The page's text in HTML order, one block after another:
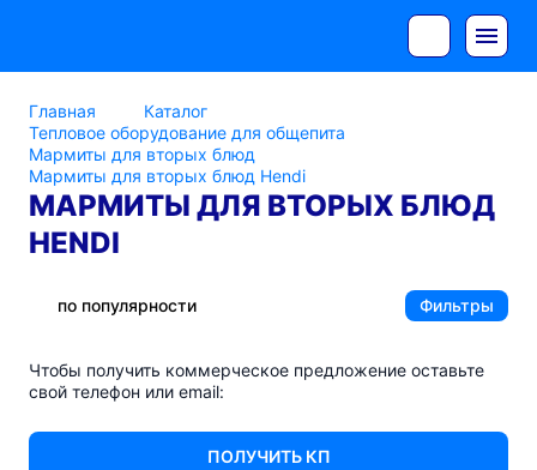
Главная
Каталог
Тепловое оборудование для общепита
Мармиты для вторых блюд
Мармиты для вторых блюд Hendi
МАРМИТЫ ДЛЯ ВТОРЫХ БЛЮД
HENDI
по популярности Фильтры
Чтобы получить коммерческое предложение оставьте
свой телефон или email:
ПОЛУЧИТЬ КП